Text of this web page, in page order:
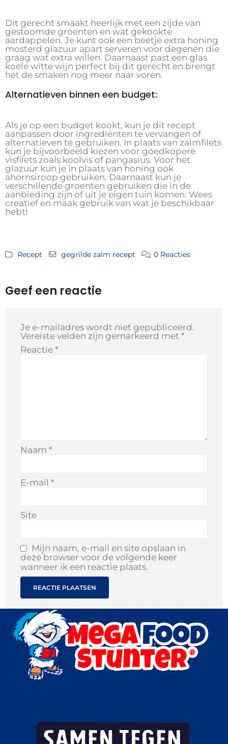
Dit gerecht smaakt heerlijk met een zijde van
gestoomde groenten en wat gekookte
aardappelen. Je kunt ook een beetje extra honing
mosterd glazuur apart serveren voor degenen die
graag wat extra willen. Daarnaast past een glas
koele witte wijn perfect bij dit gerecht en brengt
het de smaken nog meer naar voren.
Alternatieven binnen een budget:
Als je op een budget kookt, kun je dit recept
aanpassen door ingrediënten te vervangen of
alternatieven te gebruiken. In plaats van zalmfilets
kun je bijvoorbeeld kiezen voor goedkopere
visfilets zoals koolvis of pangasius. Voor het
glazuur kun je in plaats van honing ook
ahornsiroop gebruiken. Daarnaast kun je
verschillende groenten gebruiken die in de
aanbieding zijn of uit je eigen tuin komen. Wees
creatief en maak gebruik van wat je beschikbaar
hebt!
Recept gegrilde zalm recept 0 Reacties
Geef een reactie
Je e-mailadres wordt niet gepubliceerd.
Vereiste velden zijn gemarkeerd met *
Reactie *
Naam *
E-mail *
Site
Mijn naam, e-mail en site opslaan in
deze browser voor de volgende keer
wanneer ik een reactie plaats.